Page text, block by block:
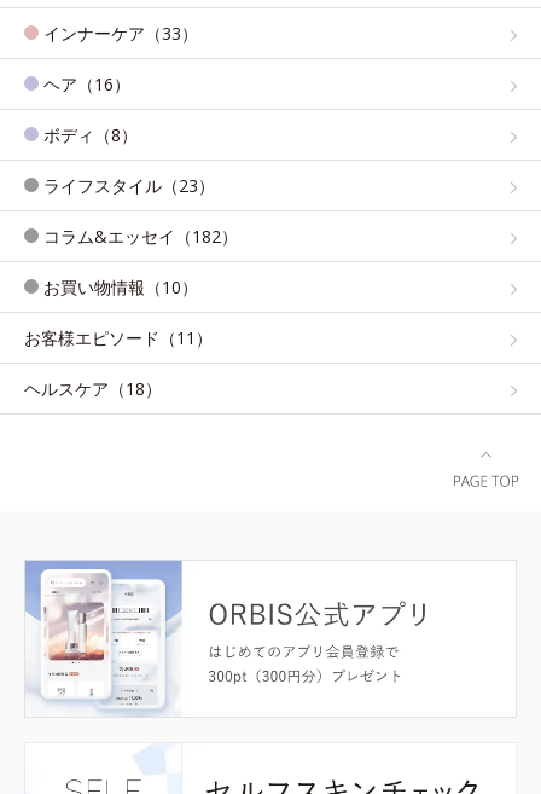
インナーケア（33）
ヘア（16）
ボディ（8）
ライフスタイル（23）
コラム&エッセイ（182）
お買い物情報（10）
お客様エピソード（11）
ヘルスケア（18）